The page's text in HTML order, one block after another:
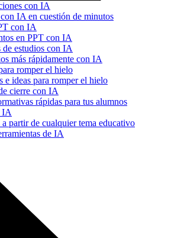
con IA
IA en cuestión de minutos
con IA
en PPT con IA
de estudios con IA
más rápidamente con IA
romper el hielo
e ideas para romper el hielo
cierre con IA
rápidas para tus alumnos
IA
a partir de cualquier tema educativo
de IA